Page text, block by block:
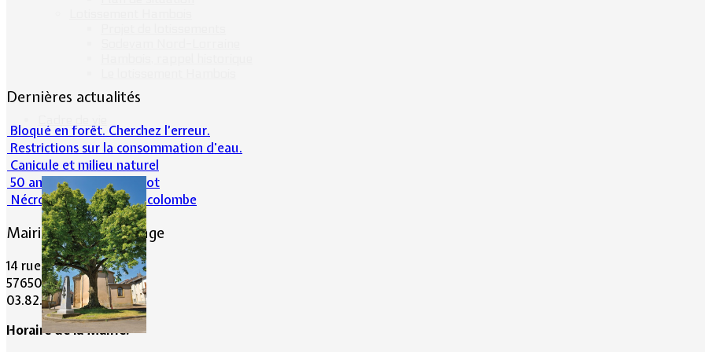
Dernières actualités
Bloqué en forêt. Cherchez l’erreur.
Restrictions sur la consommation d'eau.
Canicule et milieu naturel
50 ans d’histoires de foot
Nécrologie : Norbert Lacolombe
Mairie de Lommerange
14 rue Maréchal Joffre
57650 LOMMERANGE
03.82.84.81.48
Horaire de la Mairie: